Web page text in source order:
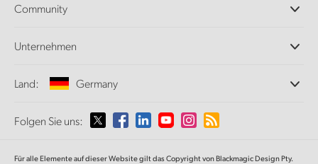
Ultimatte
Aufzeichnung und Wiedergabe
Norm- und Formatwandlung
Netzwerkspeicher
Support-Center
Community
Unternehmen
Informationen über uns
Medien
Land: Germany
Wählen Sie Ihr Land aus
Folgen Sie uns:
Für alle Elemente auf dieser Website gilt das Copyright von Blackmagic Design Pty.